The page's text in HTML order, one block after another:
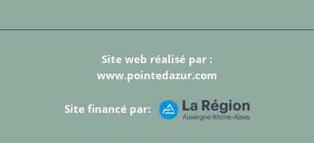
Site web réalisé par :
www.pointedazur.com
Site financé par: